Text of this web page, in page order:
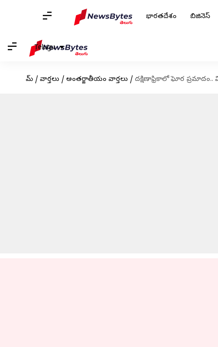
భారతదేశం బిజినెస్
Telugu
హోమ్ / వార్తలు / అంతర్జాతీయం వార్తలు / దక్షిణాఫ్రికాలో ఘోర